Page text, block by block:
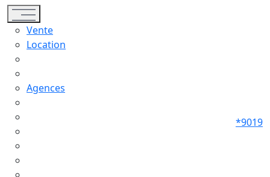
Toggle navigation
Vente
Location
Agences
*9019